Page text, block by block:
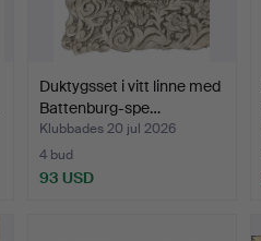
Duktygsset i vitt linne med
Battenburg-spe…
Klubbades 20 jul 2026
4 bud
93 USD